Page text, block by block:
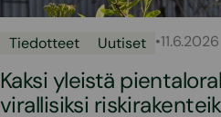
Tiedotteet Uutiset •11.6.2026
Kaksi yleistä
virallisiksi